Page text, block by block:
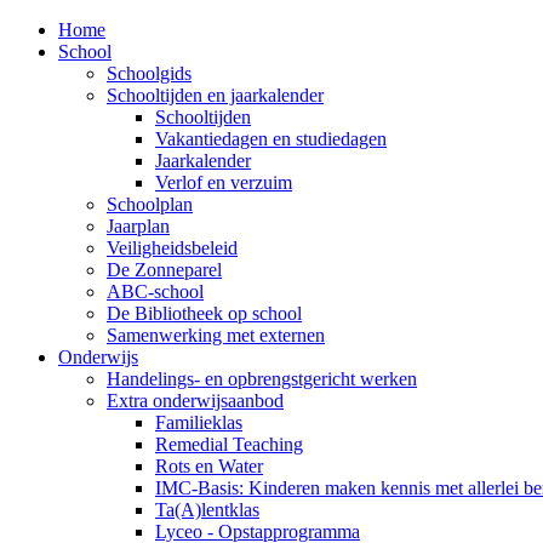
Home
School
Schoolgids
Schooltijden en jaarkalender
Schooltijden
Vakantiedagen en studiedagen
Jaarkalender
Verlof en verzuim
Schoolplan
Jaarplan
Veiligheidsbeleid
De Zonneparel
ABC-school
De Bibliotheek op school
Samenwerking met externen
Onderwijs
Handelings- en opbrengstgericht werken
Extra onderwijsaanbod
Familieklas
Remedial Teaching
Rots en Water
IMC-Basis: Kinderen maken kennis met allerlei
Ta(A)lentklas
Lyceo - Opstapprogramma